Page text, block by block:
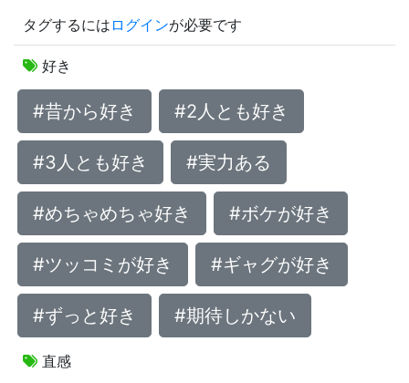
タグするには ログインが必要です
好き
#昔から好き #2人とも好き
#3人とも好き #実力ある
#めちゃめちゃ好き #ボケが好き
#ツッコミが好き #ギャグが好き
#ずっと好き #期待しかない
直感